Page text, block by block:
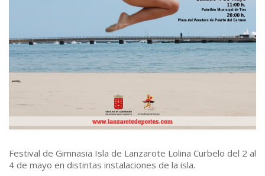
Festival de Gimnasia Isla de Lanzarote Lolina Curbelo del 2 al
4 de mayo en distintas instalaciones de la isla.